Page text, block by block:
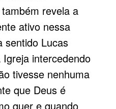
revela a
ativo nessa
sentido Lucas
intercedendo
tivesse nenhuma
que Deus é
quer e quando